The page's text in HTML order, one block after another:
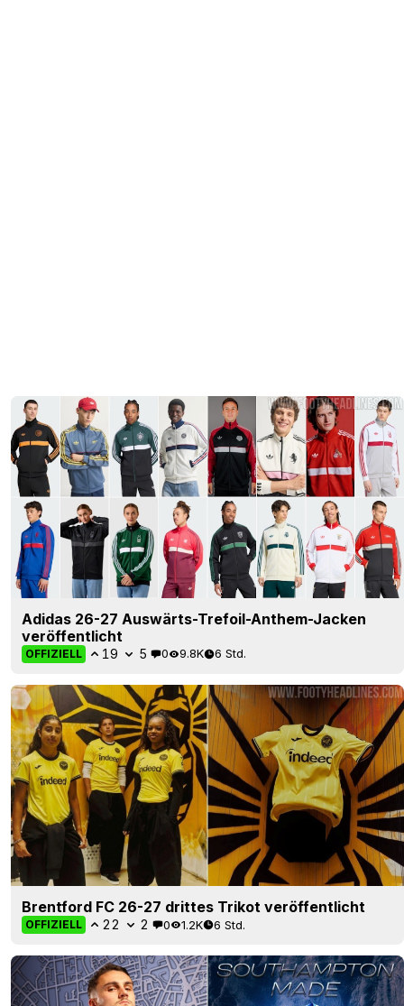
Adidas 26-27 Auswärts-Trefoil-Anthem-Jacken
veröffentlicht
OFFIZIELL 19 5 0 9.8K 6 Std.
Brentford FC 26-27 drittes Trikot veröffentlicht
OFFIZIELL 22 2 0 1.2K 6 Std.